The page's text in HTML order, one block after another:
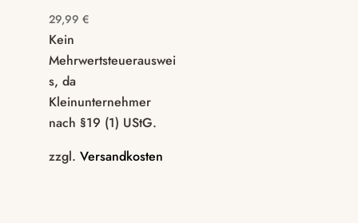
29,99 €
Kein
Mehrwertsteuerauswei
s, da
Kleinunternehmer
nach §19 (1) UStG.
zzgl. Versandkosten